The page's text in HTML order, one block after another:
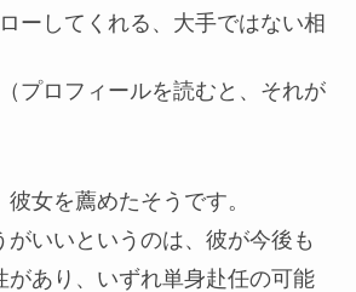
ーしてくれる、大手ではない相
プロフィールを読むと、それが
女を薦めたそうです。
がいいというのは、彼が今後も
があり、いずれ単身赴任の可能